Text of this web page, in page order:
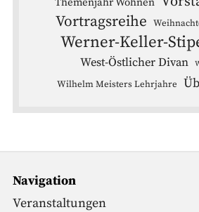
Vortragsreihe
Werner-Keller-
West-Östlicher Divan
Wilhelm Meisters Lehrjahre
Navigation
Veranstaltungen